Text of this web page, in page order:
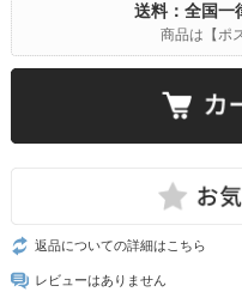
送料：全国一
商品は【ポ
返品についての詳細はこちら
レビューはありません